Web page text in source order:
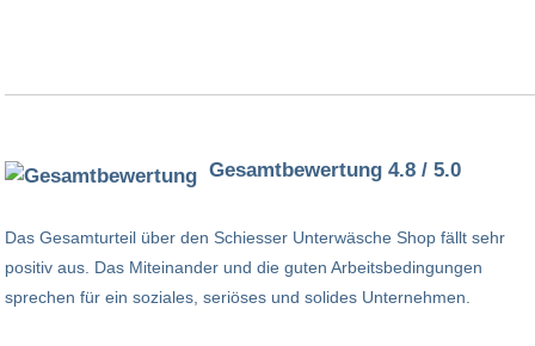
Gesamtbewertung 4.8 / 5.0
Das Gesamturteil über den Schiesser Unterwäsche Shop fällt sehr
positiv aus. Das Miteinander und die guten Arbeitsbedingungen
sprechen für ein soziales, seriöses und solides Unternehmen.